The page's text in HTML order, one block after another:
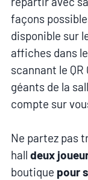
façons
disponible sur
affiches dans
scannant le
géants de la
compte sur
Ne partez pas
hall deux
boutique pour